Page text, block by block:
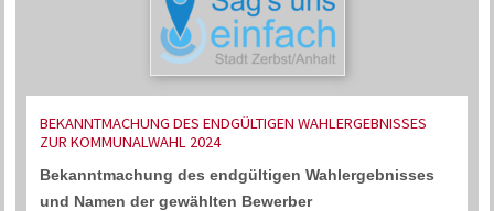
BEKANNTMACHUNG DES ENDGÜLTIGEN WAHLERGEBNISSES
ZUR KOMMUNALWAHL 2024
Bekanntmachung des endgültigen Wahlergebnisses
und Namen der gewählten Bewerber